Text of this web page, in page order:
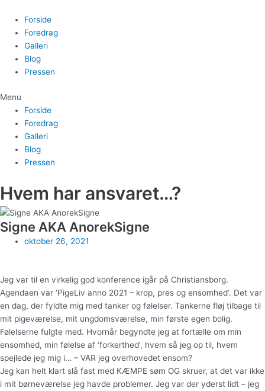
indholdet
Forside
Foredrag
Galleri
Blog
Pressen
Menu
Forside
Foredrag
Galleri
Blog
Pressen
Hvem har ansvaret…?
Signe AKA AnorekSigne
oktober 26, 2021
Jeg var til en virkelig god konference igår på Christiansborg.
Agendaen var ‘PigeLiv anno 2021 – krop, pres og ensomhed’. Det var
en dag, der fyldte mig med tanker og følelser. Tankerne fløj tilbage til
mit pigeværelse, mit ungdomsværelse, min første egen bolig.
Følelserne fulgte med. Hvornår begyndte jeg at fortælle om min
ensomhed, min følelse af ‘forkerthed’, hvem så jeg op til, hvem
spejlede jeg mig i… – VAR jeg overhovedet ensom?
Jeg kan helt klart slå fast med KÆMPE søm OG skruer, at det var ikke
i mit børneværelse jeg havde problemer. Jeg var der yderst lidt – jeg